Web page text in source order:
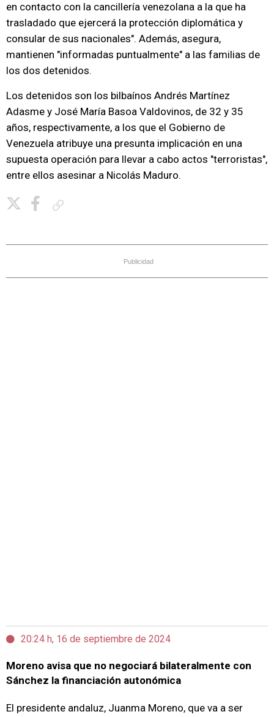
en contacto con la cancillería venezolana a la que ha
trasladado que ejercerá la protección diplomática y
consular de sus nacionales". Además, asegura,
mantienen "informadas puntualmente" a las familias de
los dos detenidos.
Los detenidos son los bilbaínos Andrés Martínez
Adasme y José María Basoa Valdovinos, de 32 y 35
años, respectivamente, a los que el Gobierno de
Venezuela atribuye una presunta implicación en una
supuesta operación para llevar a cabo actos "terroristas",
entre ellos asesinar a Nicolás Maduro.
Publicidad
20:24 h, 16 de septiembre de 2024
Moreno avisa que no negociará bilateralmente con
Sánchez la financiación autonómica
El presidente andaluz, Juanma Moreno, que va a ser